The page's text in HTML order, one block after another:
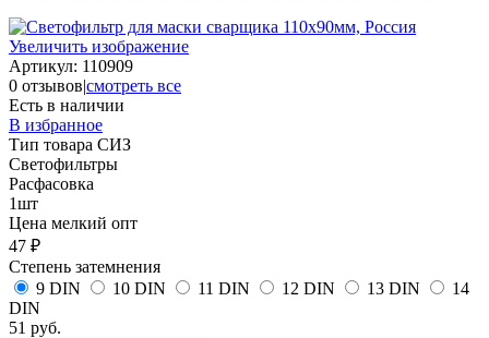
Увеличить изображение
Артикул: 110909
0 отзывов|смотреть все
Есть в наличии
В избранное
Тип товара СИЗ
Светофильтры
Расфасовка
1шт
Цена мелкий опт
47 ₽
Степень затемнения
9 DIN
10 DIN 11 DIN 12 DIN 13 DIN
14
DIN
51 руб.